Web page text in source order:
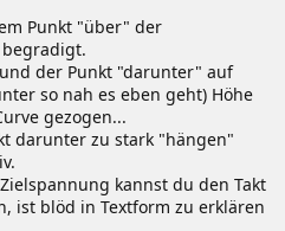
Punkt "über" der
der Punkt "darunter" auf
so nah es eben geht) Höhe
gezogen...
darunter zu stark "hängen"
kannst du den Takt
ist blöd in Textform zu erklären